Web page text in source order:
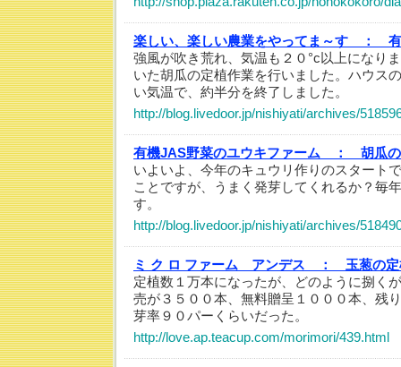
楽しい、楽しい農業をやってま～す ：
強風が吹き荒れ、気温も２０°c以上になり
いた胡瓜の定植作業を行いました。ハウス
い気温で、約半分を終了しました。
http://blog.livedoor.jp/nishiyati/archives/
有機JAS野菜のユウキファーム ：
胡瓜
いよいよ、今年のキュウリ作りのスタート
ことですが、うまく発芽してくれるか？毎
す。
http://blog.livedoor.jp/nishiyati/archives/
ミ ク ロ ファーム アンデス ：
玉葱の
定植数１万本になったが、どのように捌く
売が３５００本、無料贈呈１０００本、残
芽率９０パーくらいだった。
http://love.ap.teacup.com/morimori/439.html